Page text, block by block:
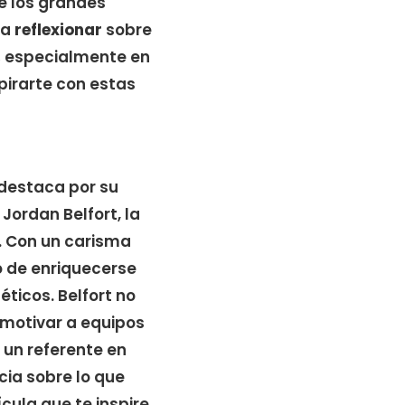
reflexionar sobre
especialmente en
con estas
por su
Belfort, la
un carisma
enriquecerse
Belfort no
a equipos
referente en
sobre lo que